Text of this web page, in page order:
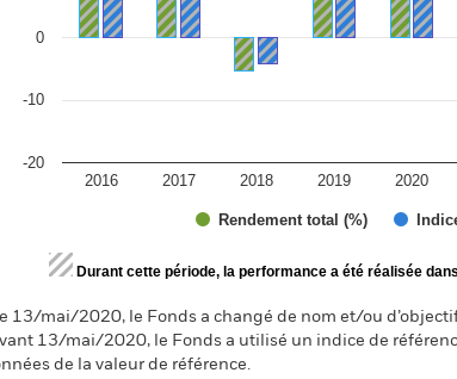
Rendement total (%)
2016 2017 2018 2019 2020
-20
-10
0
of interactive chart.
Durant cette période, la performance a été réalisée
13/mai/2020, le Fonds a changé de nom et/ou
13/mai/2020, le Fonds a utilisé un indice de
de la valeur de référence.